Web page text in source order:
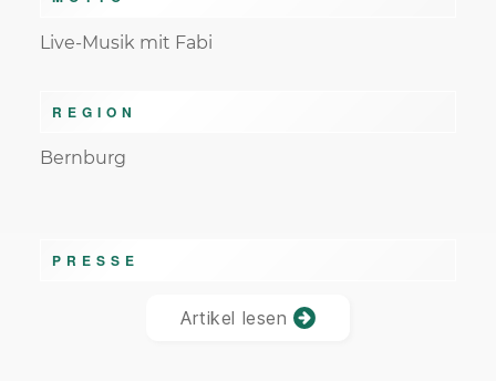
Live-Musik mit Fabi
REGION
Bernburg
PRESSE
Artikel lesen